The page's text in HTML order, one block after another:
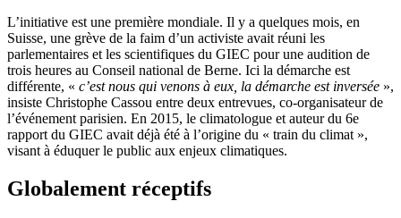
L’initiative est une première mondiale. Il y a quelques mois, en
Suisse, une grève de la faim d’un activiste avait réuni les
parlementaires et les scientifiques du GIEC pour une audition de
trois heures au Conseil national de Berne. Ici la démarche est
différente, « c’est nous qui venons à eux, la démarche est inversée »,
insiste Christophe Cassou entre deux entrevues, co-organisateur de
l’événement parisien. En 2015, le climatologue et auteur du 6e
rapport du GIEC avait déjà été à l’origine du « train du climat »,
visant à éduquer le public aux enjeux climatiques.
Globalement réceptifs